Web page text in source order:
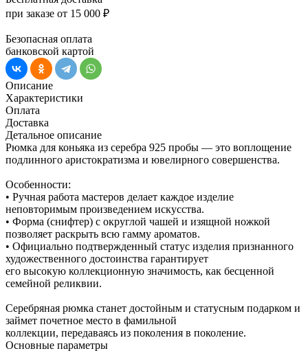
при заказе от 15 000 ₽
Безопасная оплата
банковской картой
Описание
Характеристики
Оплата
Доставка
Детальное описание
Рюмка для коньяка из серебра 925 пробы — это воплощение
подлинного аристократизма и ювелирного совершенства.
Особенности:
• Ручная работа мастеров делает каждое изделие
неповторимым произведением искусства.
• Форма (снифтер) с округлой чашей и изящной ножкой
позволяет раскрыть всю гамму ароматов.
• Официально подтвержденный статус изделия признанного
художественного достоинства гарантирует
его высокую коллекционную значимость, как бесценной
семейной реликвии.
Серебряная рюмка станет достойным и статусным подарком и
займет почетное место в фамильной
коллекции, передаваясь из поколения в поколение.
Основные параметры